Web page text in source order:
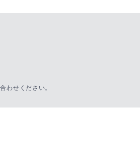
わせください。